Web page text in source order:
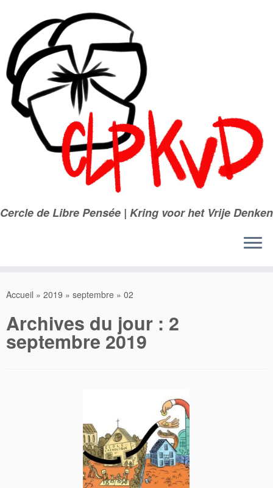
contenu
Cercle de Libre Pensée | Kring voor het Vrije Denken
Accueil » 2019 » septembre » 02
Archives du jour : 2
septembre 2019